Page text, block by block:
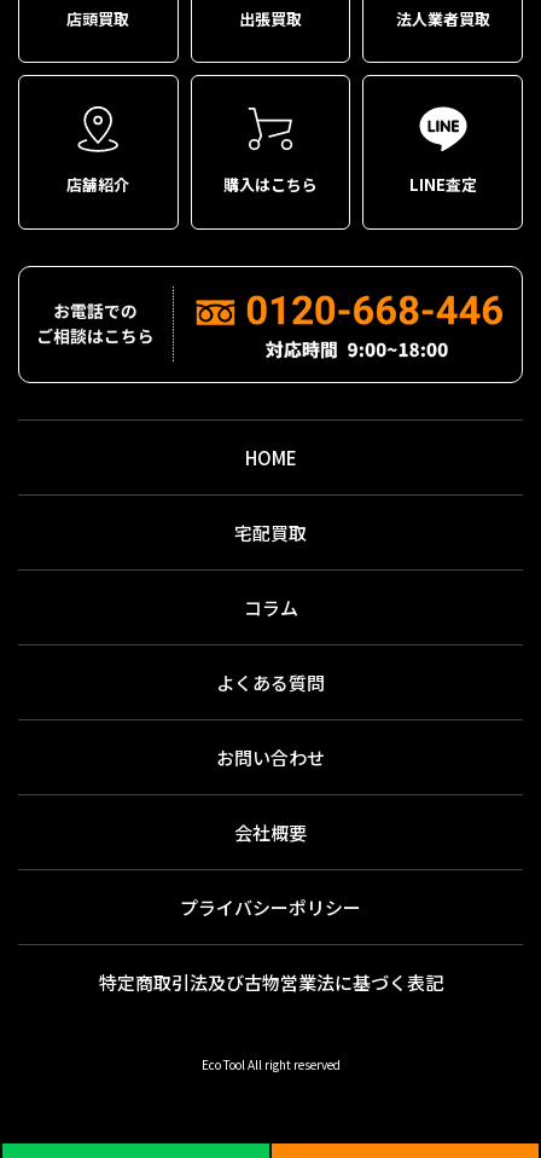
店頭買取 出張買取 法人業者買取
店舗紹介 購入はこちら LINE査定
HOME
宅配買取
コラム
よくある質問
お問い合わせ
会社概要
プライバシーポリシー
特定商取引法及び古物営業法に基づく表記
Eco Tool All right reserved